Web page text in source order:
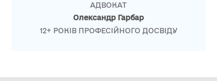
АДВОКАТ
Олександр Гарбар
12+ РОКІВ ПРОФЕСІЙНОГО ДОСВІДУ